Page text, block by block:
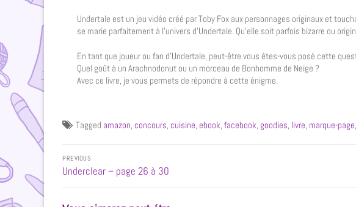
Undertale est un jeu vidéo créé par Toby Fox aux personnages originaux et
se marie parfaitement à l’univers d’Undertale. Qu’elle soit parfois bizarre ou
En tant que joueur ou fan d’Undertale, peut-être vous êtes-vous posé cette
Quel goût à un Arachnodonut ou un morceau de Bonhomme de Neige ?
Avec ce livre, je vous permets de répondre à cette énigme.
Tagged amazon concours cuisine ebook facebook goodies livre marque-page
PREVIOUS
Underclear – page 26 à 30